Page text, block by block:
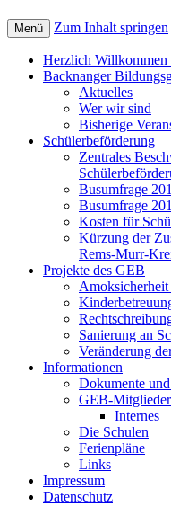
Menü Zum Inhalt springen
Herzlich Willkommen
Backnanger
Aktuelles
Wer wir sind
Bisherige
Schülerbeförderung
Zentrales
Busumfrage
Busumfrage
Kosten für
Kürzung der
Rems-Murr-
Projekte des GEB
Amoksicherheit
Sanierung an
Veränderung
Informationen
Dokumente
GEB-Mitglieder
Internes
Die Schulen
Ferienpläne
Links
Impressum
Datenschutz